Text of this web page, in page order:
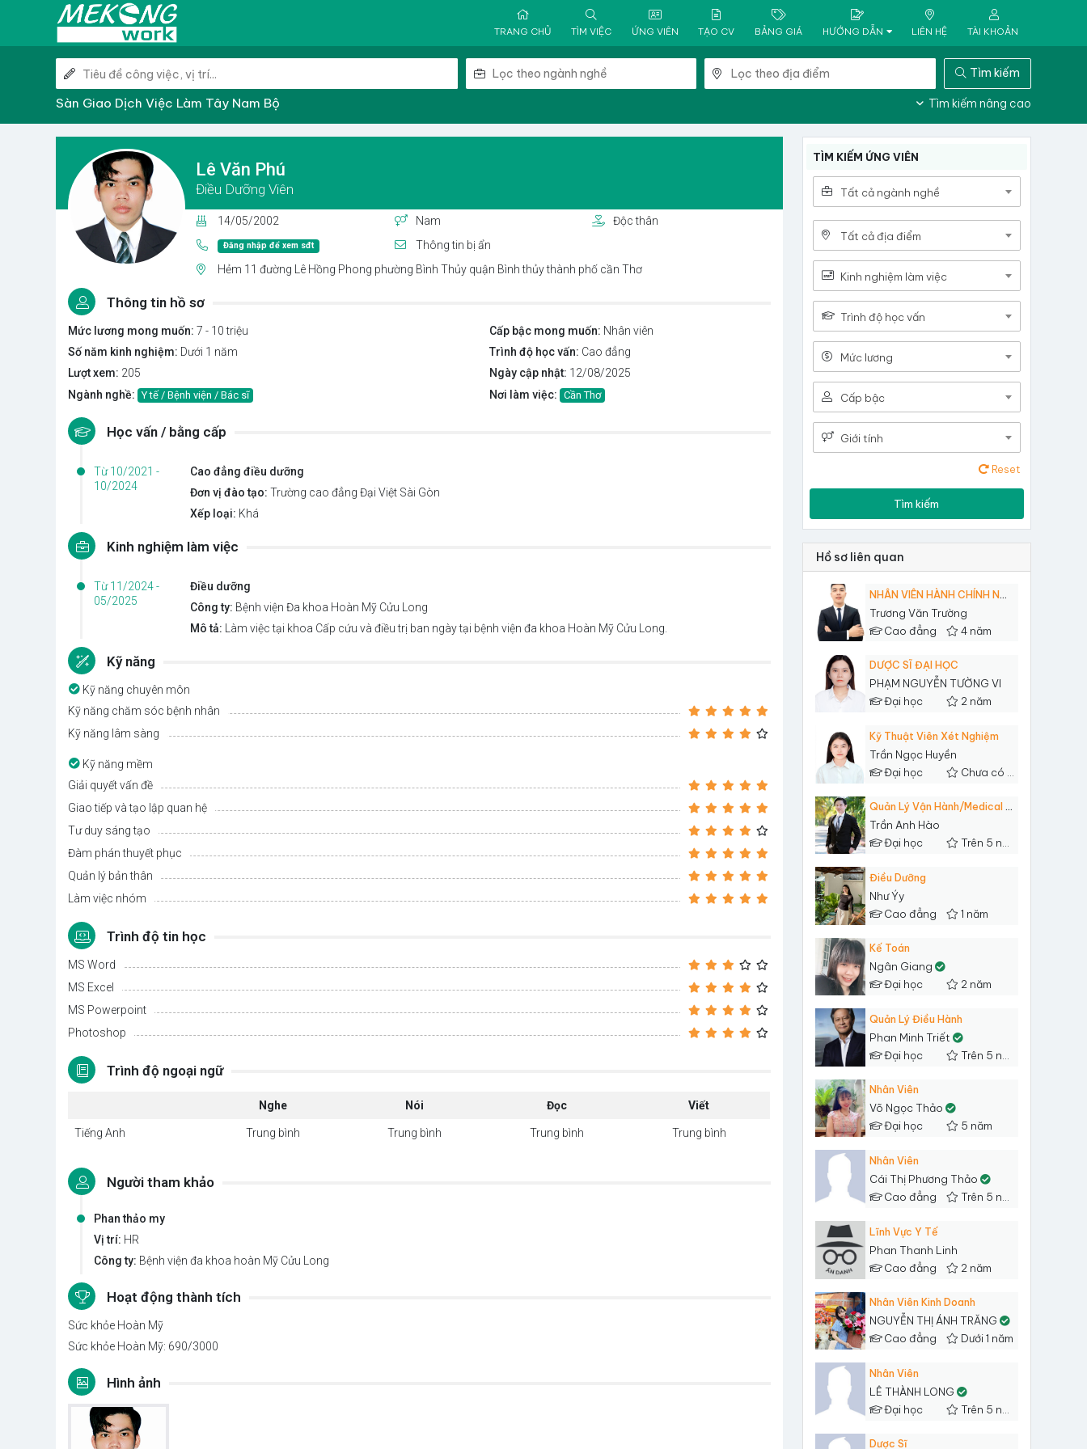
TRANG CHỦ TÌM VIỆC ỨNG VIÊN TẠO CV BẢNG GIÁ HƯỚNG DẪN LIÊN HỆ TÀI KHOẢN
Tìm kiếm
Sàn Giao Dịch Việc Làm Tây Nam Bộ Tìm kiếm nâng cao
Lê Văn Phú
Điều Dưỡng Viên
14/05/2002 Nam Độc thân
Đăng nhập để xem sđt
Thông tin bị ẩn
Hẻm 11 đường Lê Hồng Phong phường Bình Thủy quận Bình thủy thành phố cần Thơ
Thông tin hồ sơ
Mức lương mong muốn: 7 - 10 triệu
Số năm kinh nghiệm: Dưới 1 năm
Lượt xem: 205
Ngành nghề: Y tế / Bệnh viện / Bác sĩ
Cấp bậc mong muốn: Nhân viên
Trình độ học vấn: Cao đẳng
Ngày cập nhật: 12/08/2025
Nơi làm việc: Cần Thơ
Học vấn / bằng cấp
Từ 10/2021 -
10/2024
Cao đẳng điều dưỡng
Đơn vị đào tạo: Trường cao đẳng Đại Việt Sài Gòn
Xếp loại: Khá
Kinh nghiệm làm việc
Từ 11/2024 -
05/2025
Điều dưỡng
Công ty: Bệnh viện Đa khoa Hoàn Mỹ Cửu Long
Mô tả: Làm việc tại khoa Cấp cứu và điều trị ban ngày tại bệnh viện đa khoa Hoàn Mỹ Cửu Long.
Kỹ năng
Kỹ năng chuyên môn
Kỹ năng chăm sóc bệnh nhân
Kỹ năng lâm sàng
Kỹ năng mềm
Giải quyết vấn đề
Giao tiếp và tạo lập quan hệ
Tư duy sáng tạo
Đàm phán thuyết phục
Quản lý bản thân
Làm việc nhóm
Trình độ tin học
MS Word
MS Excel
MS Powerpoint
Photoshop
Trình độ ngoại ngữ
Nghe Nói Đọc Viết
Tiếng Anh Trung bình Trung bình Trung bình Trung bình
Người tham khảo
Phan thảo my
Vị trí: HR
Công ty: Bệnh viện đa khoa hoàn Mỹ Cửu Long
Hoạt động thành tích
Sức khỏe Hoàn Mỹ
Sức khỏe Hoàn Mỹ: 690/3000
Hình ảnh
TÌM KIẾM ỨNG VIÊN
Tất cả ngành nghề
Tất cả địa điểm
Kinh nghiệm làm việc
Trình độ học vấn
Mức lương
Cấp bậc
Giới tính
Reset
Tìm kiếm
Hồ sơ liên quan
NHÂN VIÊN HÀNH CHÍNH NHÂN SỰ
Trương Văn Trường
Cao đẳng
4 năm
DƯỢC SĨ ĐẠI HỌC
PHẠM NGUYỄN TƯỜNG VI
Đại học
2 năm
Kỹ Thuật Viên Xét Nghiệm
Trần Ngọc Huyền
Đại học
Chưa có kinh nghiệm
Quản Lý Vận Hành/Medical Health Care Services/ Modern Trade Retails/ Store Manager/ F&B/ Service Jobs As The Role Of A Business Operation Manager Or Center Manager.
Trần Anh Hào
Đại học
Trên 5 năm
Điều Dưỡng
Như Ýy
Cao đẳng
1 năm
Kế Toán
Ngân Giang
Đại học
2 năm
Quản Lý Điều Hành
Phan Minh Triết
Đại học
Trên 5 năm
Nhân Viên
Võ Ngọc Thảo
Đại học
5 năm
Nhân Viên
Cái Thị Phương Thảo
Cao đẳng
Trên 5 năm
Lĩnh Vực Y Tế
Phan Thanh Linh
Cao đẳng
2 năm
Nhân Viên Kinh Doanh
NGUYỄN THỊ ÁNH TRĂNG
Cao đẳng
Dưới 1 năm
Nhân Viên
LÊ THÀNH LONG
Đại học
Trên 5 năm
Dược Sĩ